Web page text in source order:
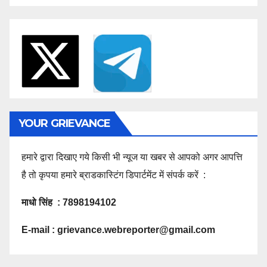
YOUR GRIEVANCE
हमारे द्वारा दिखाए गये किसी भी न्यूज या खबर से आपको अगर आपत्ति
है तो कृपया हमारे ब्राडकास्टिंग डिपार्टमेंट में संपर्क करें :
माधो सिंह : 7898194102
E-mail : grievance.webreporter@gmail.com